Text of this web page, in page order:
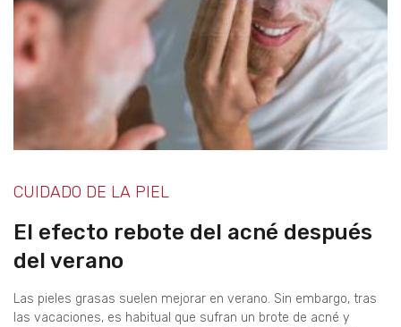
CUIDADO DE LA PIEL
El efecto rebote del acné después
del verano
Las pieles grasas suelen mejorar en verano. Sin embargo, tras
las vacaciones, es habitual que sufran un brote de acné y